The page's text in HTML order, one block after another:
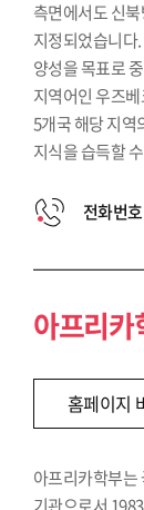
측면에서도 신
지정되었습니다
양성을 목표로
지역어인 우즈
5개국 해당 지역
지식을 습득할
전화번호
아프리카
홈페이지
아프리카학부